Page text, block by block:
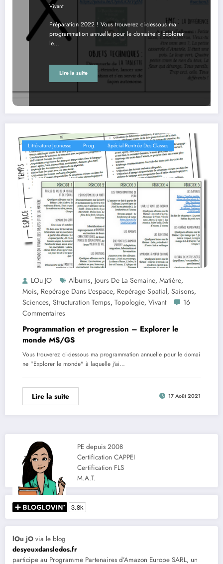
Vivant
Préparation 2022 ! Vous trouverez ci-dessous ma
programmation annuelle pour le domaine « Explorer
le…
Lire la suite
Littérature Jeunesse Prog. Spécial Rentrée Des Classes
LOu JO Albums, Jours De La Semaine, Matière,
Mois, Repérage Dans L'espace, Repérage Spatial, Saisons,
Sciences, Structuration Temps, Topologie, Vivant
16
Commentaires
Programmation et progression – Explorer le
monde MS/GS
Vous trouverez ci-dessous ma programmation annuelle pour le domai
ne "Explorer le monde" à laquelle j'ai…
Lire la suite 17 Août 2021
PE depuis 2008
Certification CAPPEI
Certification FLS
M.A.T.
lOu jO via le blog
desyeuxdansledos.fr
participe au Programme Partenaires d’Amazon Europe SARL, un